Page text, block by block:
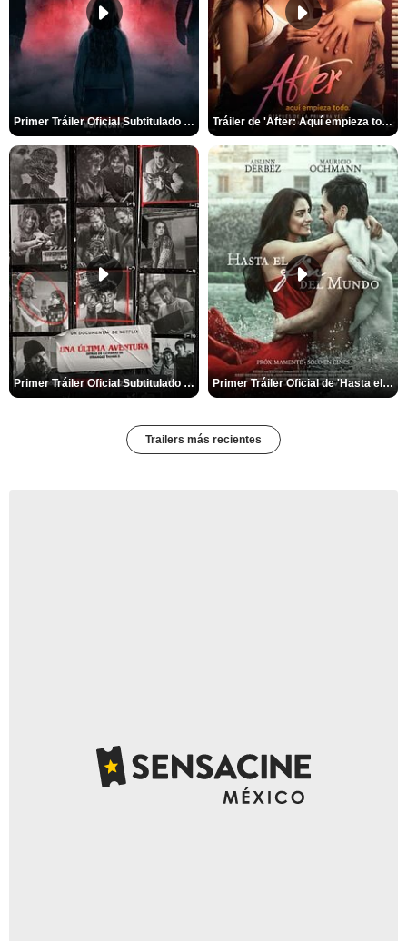
Primer Tráiler Oficial Subtitulado de 'La Noche Del Demonio: Están Entre Nosotros' Tráiler de 'After: Aquí empieza todo'
Primer Tráiler Oficial Subtitulado de 'Una última aventura: Detrás de cámaras de Stranger Things 5' Primer Tráiler Oficial de 'Hasta el fin del mundo'
Trailers más recientes